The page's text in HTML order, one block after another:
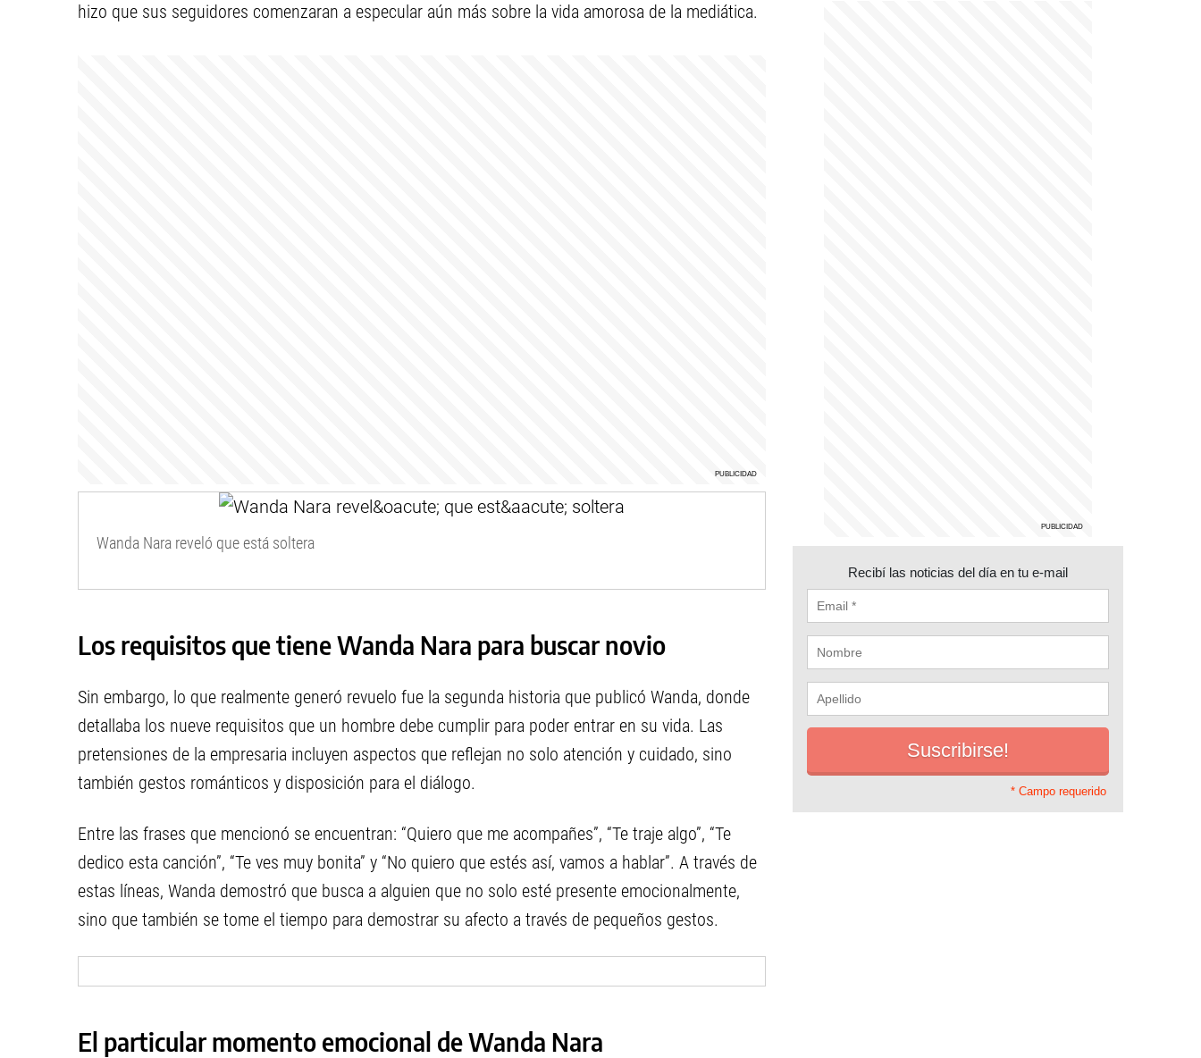
hizo que sus seguidores comenzaran a especular aún más sobre la vida amorosa de la mediática.
Wanda Nara reveló que está soltera
Los requisitos que tiene Wanda Nara para buscar novio
Sin embargo, lo que realmente generó revuelo fue la segunda historia que publicó Wanda, donde
detallaba los nueve requisitos que un hombre debe cumplir para poder entrar en su vida. Las
pretensiones de la empresaria incluyen aspectos que reflejan no solo atención y cuidado, sino
también gestos románticos y disposición para el diálogo.
Entre las frases que mencionó se encuentran: “Quiero que me acompañes”, “Te traje algo”, “Te
dedico esta canción”, “Te ves muy bonita” y “No quiero que estés así, vamos a hablar”. A través de
estas líneas, Wanda demostró que busca a alguien que no solo esté presente emocionalmente,
sino que también se tome el tiempo para demostrar su afecto a través de pequeños gestos.
El particular momento emocional de Wanda Nara
Recibí las noticias del día en tu e-mail
* Campo requerido